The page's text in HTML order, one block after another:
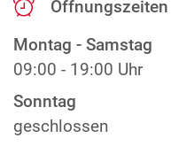
Öffnungszeiten
Montag - Samstag
09:00 - 19:00 Uhr
Sonntag
geschlossen